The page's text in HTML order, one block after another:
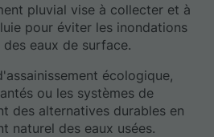
pluvial vise à collecter et à
pour éviter les inondations
eaux de surface.
écologique,
ou les systèmes de
des alternatives durables en
naturel des eaux usées.